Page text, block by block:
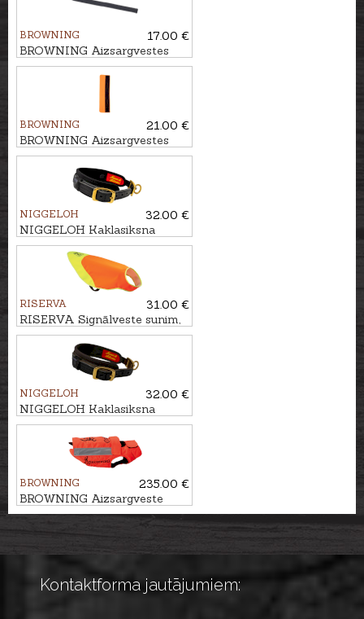
BROWNING
17.00 €
BROWNING Aizsargvestes
papildus rāvējslēdzēja
sistēma, 60-65cm
BROWNING
21.00 €
BROWNING Aizsargvestes
papildus muguras atloks,
NIGGELOH
32.00 €
NIGGELOH Kaklasiksna
sunim DELUXE, 40-50cm
RISERVA
31.00 €
RISERVA Signālveste sunim,
L/XL
NIGGELOH
32.00 €
NIGGELOH Kaklasiksna
sunim DELUXE, 48-60cm
BROWNING
235.00 €
BROWNING Aizsargveste
sunim HUNTER, 60cm
Kontaktforma jautājumiem: